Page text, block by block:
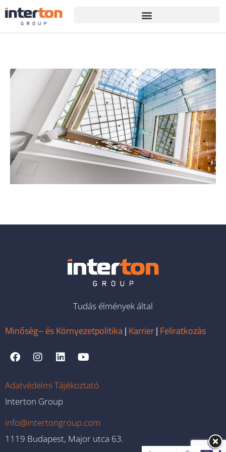
Tudás élmények által
Minőség– és Környezetpolitika| Karrier| Feliratkozás
Adatvédelmi Tájékoztató
Interton Group
info@intertongroup.com
1119 Budapest, Major utca 63.